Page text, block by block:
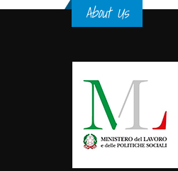
About Us